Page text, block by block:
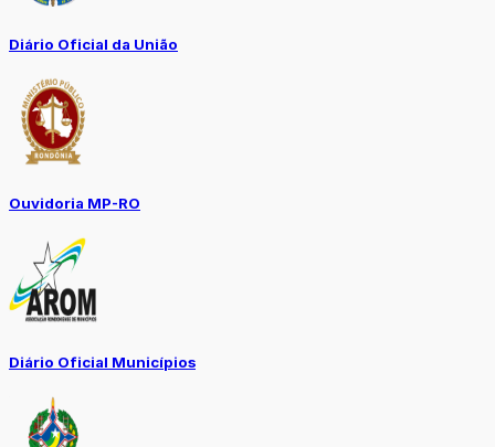
Diário Oficial da União
Ouvidoria MP-RO
Diário Oficial Municípios